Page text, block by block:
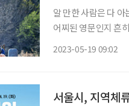
알 만한 사람은 다
어찌된 영문인지 흔
2023-05-19 09:02
서울시, 지역체